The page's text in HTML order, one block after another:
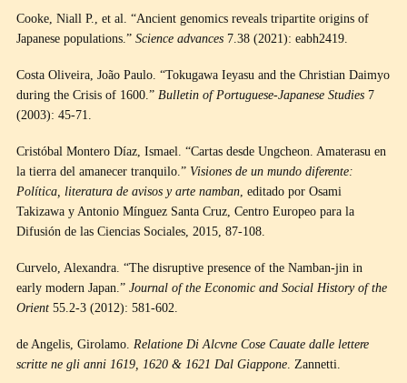
Cooke, Niall P., et al. “Ancient genomics reveals tripartite origins of
Japanese populations.” Science advances 7.38 (2021): eabh2419.
Costa Oliveira, João Paulo. “Tokugawa Ieyasu and the Christian Daimyo
during the Crisis of 1600.” Bulletin of Portuguese-Japanese Studies 7
(2003): 45-71.
Cristóbal Montero Díaz, Ismael. “Cartas desde Ungcheon. Amaterasu en
la tierra del amanecer tranquilo.” Visiones de un mundo diferente:
Política, literatura de avisos y arte namban, editado por Osami
Takizawa y Antonio Mínguez Santa Cruz, Centro Europeo para la
Difusión de las Ciencias Sociales, 2015, 87-108.
Curvelo, Alexandra. “The disruptive presence of the Namban-jin in
early modern Japan.” Journal of the Economic and Social History of the
Orient 55.2-3 (2012): 581-602.
de Angelis, Girolamo. Relatione Di Alcvne Cose Cauate dalle lettere
scritte ne gli anni 1619, 1620 & 1621 Dal Giappone. Zannetti.